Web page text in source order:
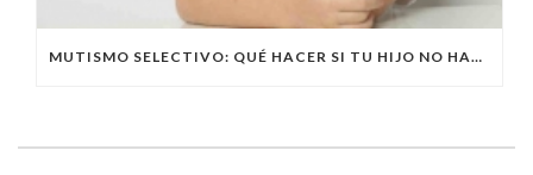
MUTISMO SELECTIVO: QUÉ HACER SI TU HIJO NO HABLA